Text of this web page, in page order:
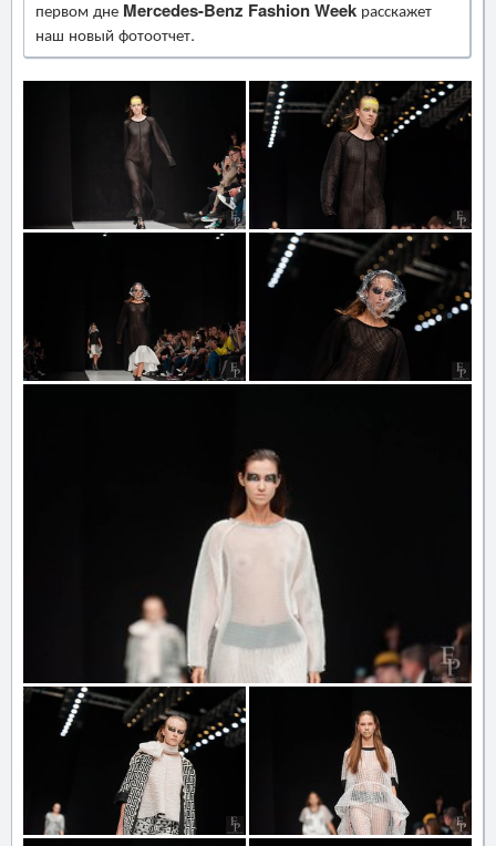
первом дне Mercedes-Benz Fashion Week расскажет
наш новый фотоотчет.